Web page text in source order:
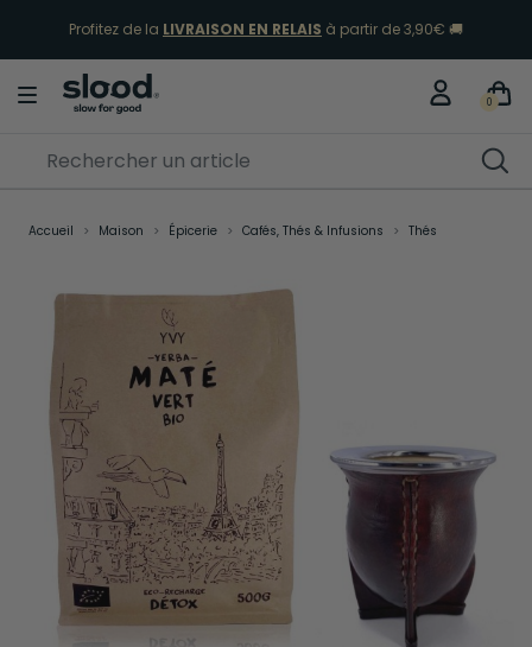
Profitez de la LIVRAISON EN RELAIS à partir de 3,90€ 🚚
0
Accueil Maison Épicerie Cafés, Thés & Infusions Thés